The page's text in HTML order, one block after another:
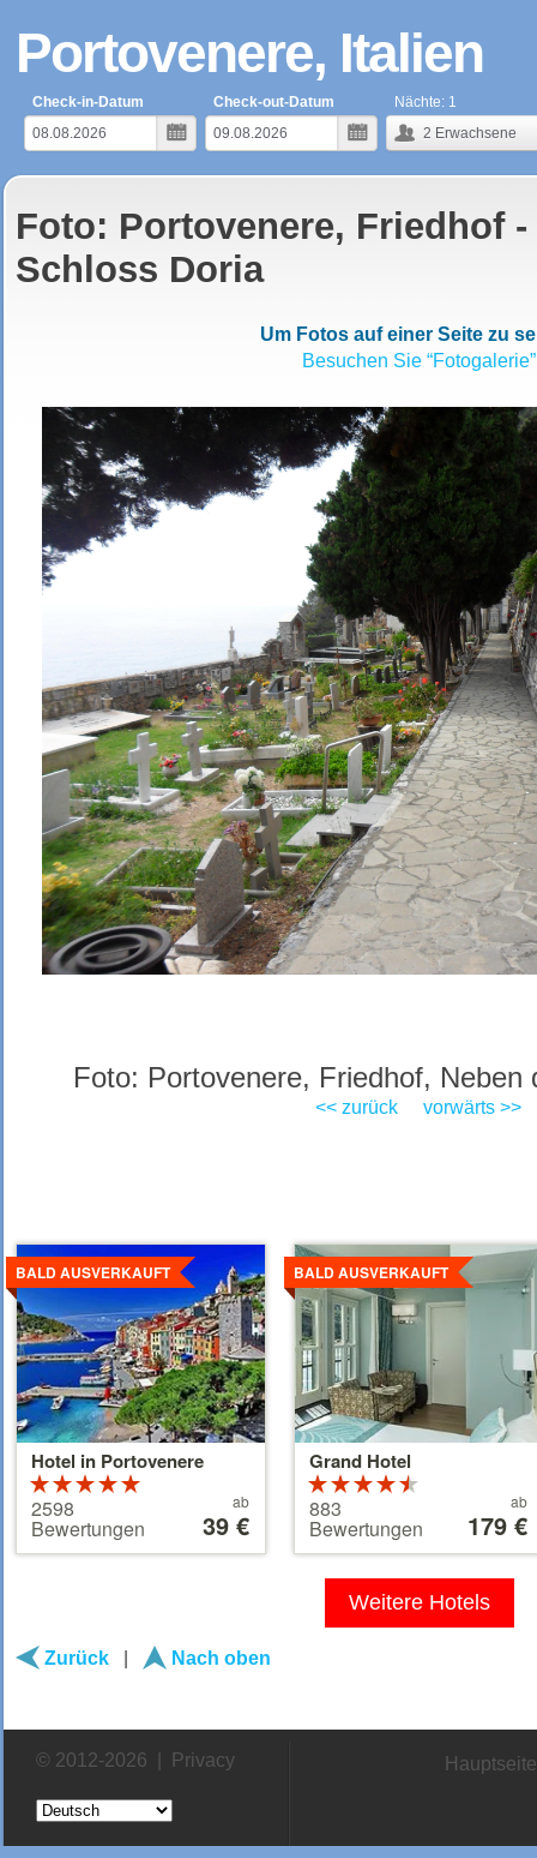
Portovenere, Italien
Check-in-Datum
Check-out-Datum
2 Erwachsene
Nächte: 1
Foto: Portovenere, Friedhof -
Schloss Doria
Um Fotos auf einer Seite zu
Besuchen Sie “Fotogalerie”
Foto: Portovenere, Friedhof, Neben
<< zurück vorwärts >>
Hotel in Portovenere
BALD AUSVERKAUFT
5 von 5
Sternen
2598
Bewertungen
ab
39 €
Details
ansehen
Grand Hotel
BALD AUSVERKAUFT
4.5 von 5
Sternen
883
Bewertungen 179 €
ab
179 €
Details
ansehen
Weitere Hotels
Zurück Nach oben
© 2012-2026 | Privacy Hauptseite